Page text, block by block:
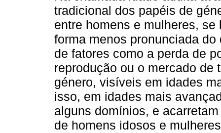
tradicional dos papéis de
entre homens e mulheres,
forma menos pronunciada
de fatores como a perda de
reprodução ou o mercado de
género, visíveis em idades
isso, em idades mais
alguns domínios, e
de homens idosos e